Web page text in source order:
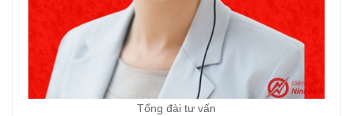
Tổng đài tư vấn